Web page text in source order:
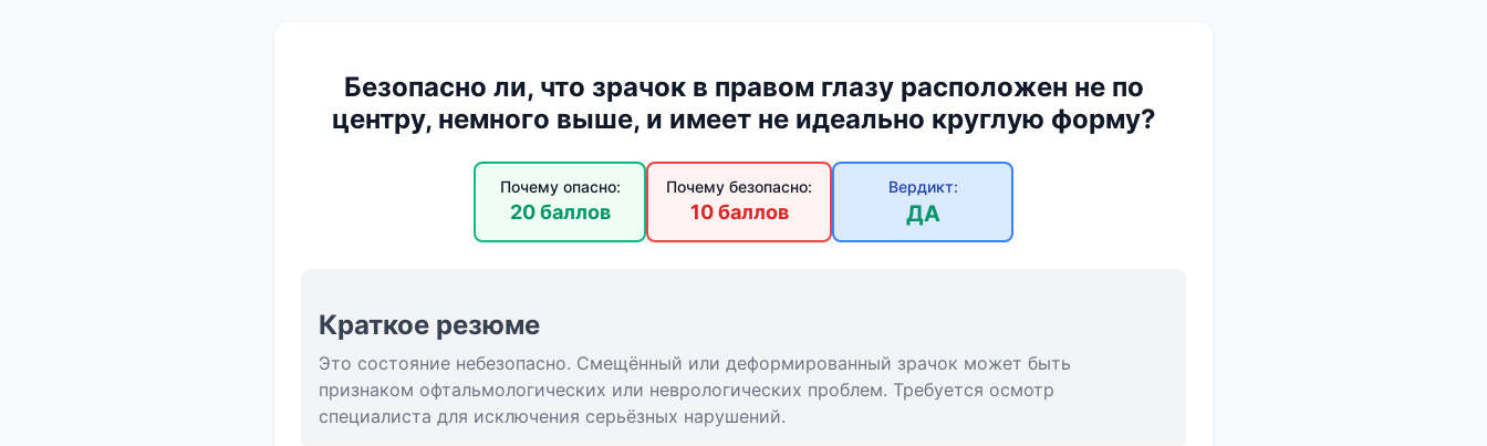
Безопасно ли, что зрачок в правом глазу расположен не по
центру, немного выше, и имеет не идеально круглую форму?
Почему опасно:
20 баллов
Почему безопасно:
10 баллов
Вердикт:
ДА
Краткое резюме
Это состояние небезопасно. Смещённый или деформированный зрачок может быть
признаком офтальмологических или неврологических проблем. Требуется осмотр
специалиста для исключения серьёзных нарушений.